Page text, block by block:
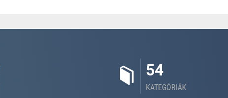
54
KATEGÓRIÁK